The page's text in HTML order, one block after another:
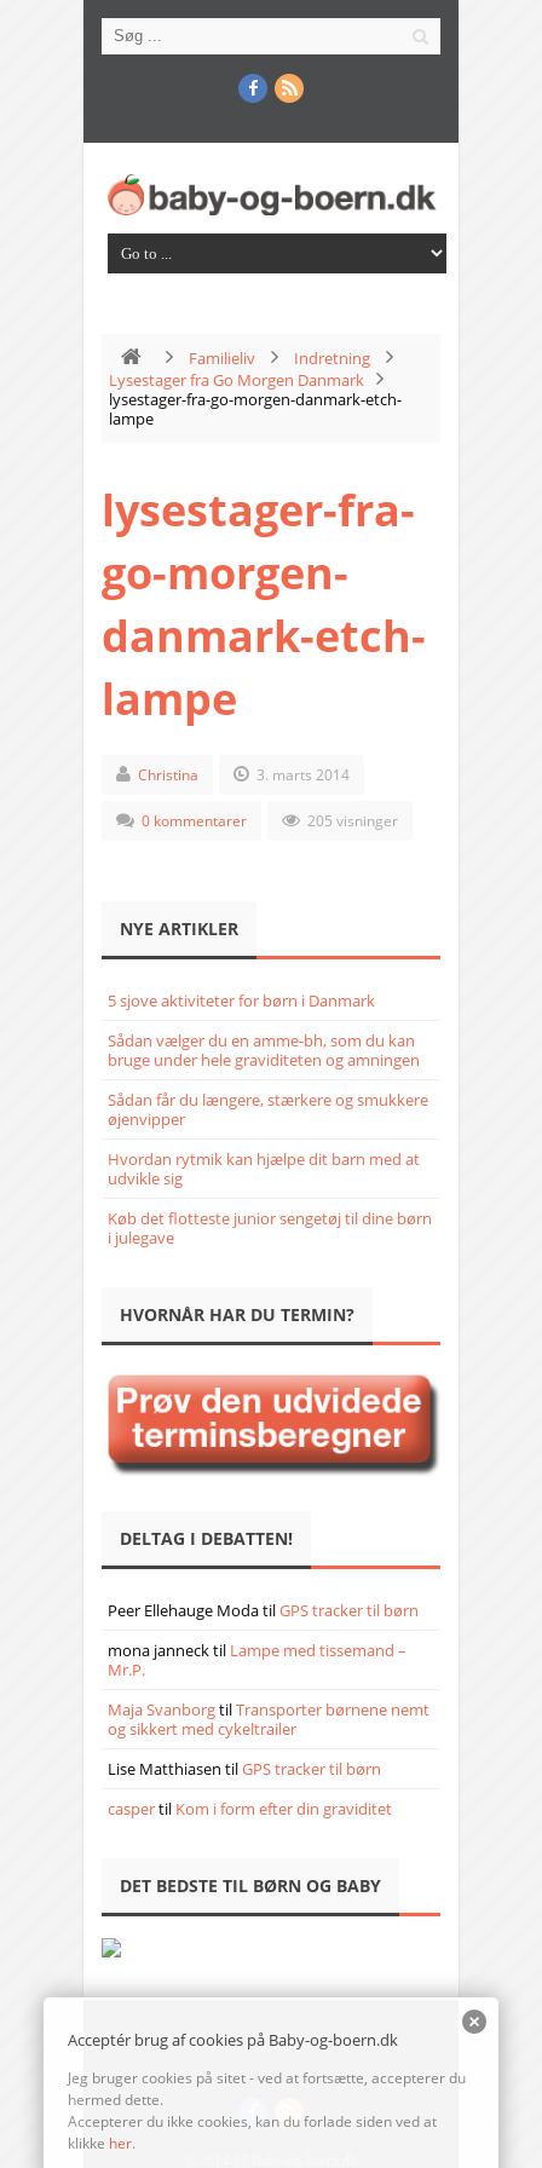
Familieliv
Indretning
Lysestager fra Go Morgen Danmark
lysestager-fra-go-morgen-danmark-etch-
lampe
lysestager-fra-
go-morgen-
danmark-etch-
lampe
Christina 3. marts 2014
0 kommentarer 205 visninger
NYE ARTIKLER
5 sjove aktiviteter for børn i Danmark
Sådan vælger du en amme-bh, som du kan
bruge under hele graviditeten og amningen
Sådan får du længere, stærkere og smukkere
øjenvipper
Hvordan rytmik kan hjælpe dit barn med at
udvikle sig
Køb det flotteste junior sengetøj til dine børn
i julegave
HVORNÅR HAR DU TERMIN?
DELTAG I DEBATTEN!
Peer Ellehauge ModatilGPS tracker til børn
mona jannecktil Lampe med tissemand –
Mr.P.
Maja SvanborgtilTransporter børnene nemt
og sikkert med cykeltrailer
Lise Matthiasen tilGPS tracker til børn
caspertil Kom i form efter din graviditet
DET BEDSTE TIL BØRN OG BABY
Acceptér brug af cookies på Baby-og-boern.dk
Jeg bruger cookies på sitet - ved at fortsætte, accepterer du
hermed dette.
Accepterer du ikke cookies, kan du forlade siden ved at
klikke her.